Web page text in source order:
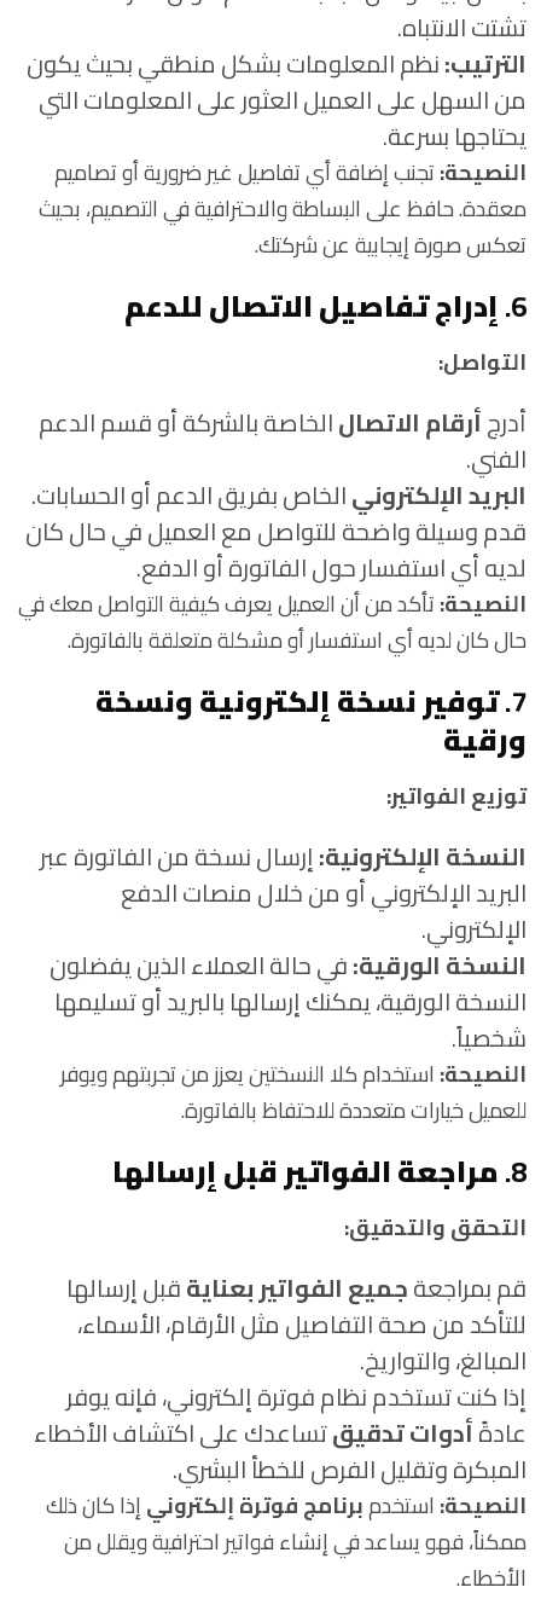
تشتت الانتباه.
الترتيب:نظم المعلومات بشكل منطقي بحيث يكون
من السهل على العميل العثور على المعلومات التي
يحتاجها بسرعة.
النصيحة:تجنب إضافة أي تفاصيل غير ضرورية أو تصاميم
معقدة. حافظ على البساطة والاحترافية في التصميم، بحيث
تعكس صورة إيجابية عن شركتك.
6. إدراج تفاصيل الاتصال للدعم
التواصل:
أدرجأرقام الاتصالالخاصة بالشركة أو قسم الدعم
الفني.
البريد الإلكترونيالخاص بفريق الدعم أو الحسابات.
قدم وسيلة واضحة للتواصل مع العميل في حال كان
لديه أي استفسار حول الفاتورة أو الدفع.
النصيحة:تأكد من أن العميل يعرف كيفية التواصل معك في
حال كان لديه أي استفسار أو مشكلة متعلقة بالفاتورة.
7. توفير نسخة إلكترونية ونسخة
ورقية
توزيع الفواتير:
النسخة الإلكترونية:إرسال نسخة من الفاتورة عبر
البريد الإلكتروني أو من خلال منصات الدفع
الإلكتروني.
النسخة الورقية:في حالة العملاء الذين يفضلون
النسخة الورقية، يمكنك إرسالها بالبريد أو تسليمها
شخصياً.
النصيحة: استخدام كلا النسختين يعزز من تجربتهم ويوفر
للعميل خيارات متعددة للاحتفاظ بالفاتورة.
8. مراجعة الفواتير قبل إرسالها
التحقق والتدقيق:
قم بمراجعةجميع الفواتير بعنايةقبل إرسالها
للتأكد من صحة التفاصيل مثل الأرقام، الأسماء،
المبالغ، والتواريخ.
إذا كنت تستخدم نظام فوترة إلكتروني، فإنه يوفر
عادةًأدوات تدقيقتساعدك على اكتشاف الأخطاء
المبكرة وتقليل الفرص للخطأ البشري.
النصيحة: استخدمبرنامج فوترة إلكترونيإذا كان ذلك
ممكناً، فهو يساعد في إنشاء فواتير احترافية ويقلل من
الأخطاء.